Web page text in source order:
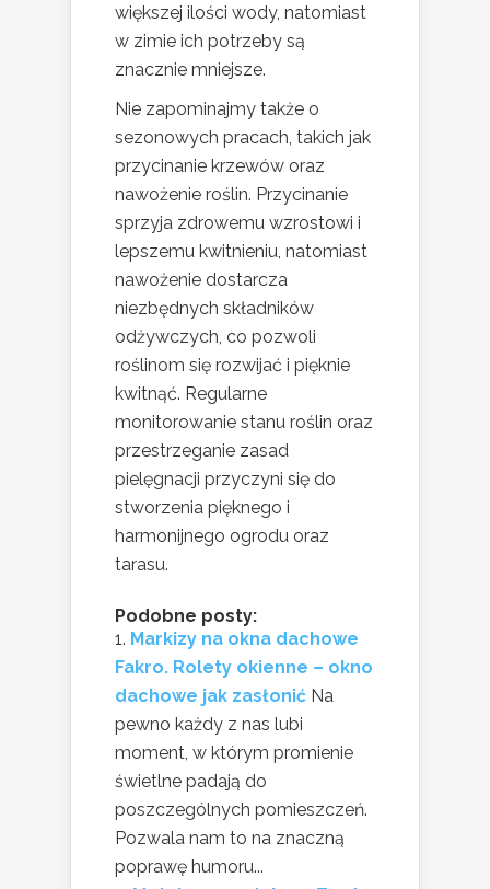
większej ilości wody, natomiast
w zimie ich potrzeby są
znacznie mniejsze.
Nie zapominajmy także o
sezonowych pracach, takich jak
przycinanie krzewów oraz
nawożenie roślin. Przycinanie
sprzyja zdrowemu wzrostowi i
lepszemu kwitnieniu, natomiast
nawożenie dostarcza
niezbędnych składników
odżywczych, co pozwoli
roślinom się rozwijać i pięknie
kwitnąć. Regularne
monitorowanie stanu roślin oraz
przestrzeganie zasad
pielęgnacji przyczyni się do
stworzenia pięknego i
harmonijnego ogrodu oraz
tarasu.
Podobne posty:
Markizy na okna dachowe
Fakro. Rolety okienne – okno
dachowe jak zasłonić Na
pewno każdy z nas lubi
moment, w którym promienie
świetlne padają do
poszczególnych pomieszczeń.
Pozwala nam to na znaczną
poprawę humoru...